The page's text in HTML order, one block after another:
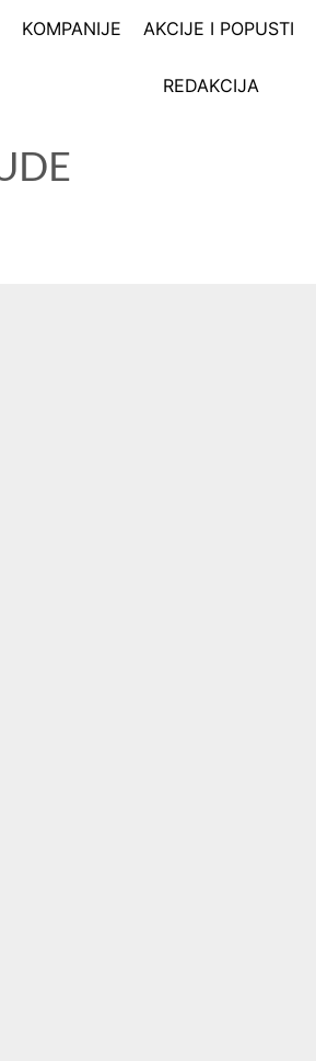
KOMPANIJE AKCIJE I POPUSTI
REDAKCIJA